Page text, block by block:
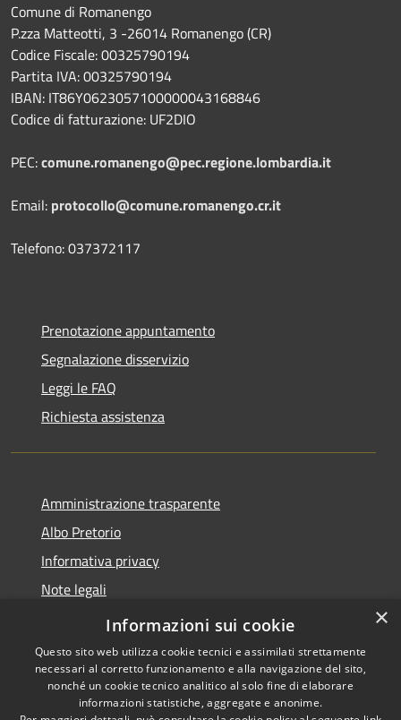
Comune di Romanengo
P.zza Matteotti, 3 -26014 Romanengo (CR)
Codice Fiscale: 00325790194
Partita IVA: 00325790194
IBAN: IT86Y0623057100000043168846
Codice di fatturazione: UF2DIO
PEC:comune.romanengo@pec.regione.lombardia.it
Email: protocollo@comune.romanengo.cr.it
Telefono: 037372117
Prenotazione appuntamento
Segnalazione disservizio
Leggi le FAQ
Richiesta assistenza
Amministrazione trasparente
Albo Pretorio
Informativa privacy
Note legali
Dichiarazione di accessibilità
Copyright © 2026 • Comune di
×
Informazioni sui cookie
Questo sito web utilizza cookie tecnici e assimilati strettamente
necessari al corretto funzionamento e alla navigazione del sito,
nonché un cookie tecnico analitico al solo fine di elaborare
informazioni statistiche, aggregate e anonime.